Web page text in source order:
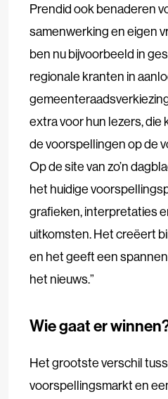
Prendid ook benaderen
samenwerking en eigen
ben nu bijvoorbeeld in
regionale kranten in
extra voor hun lezers,
de voorspellingen op de
Op de site van zo’n
het huidige
grafieken, interpretaties
uitkomsten. Het creëert
en het geeft een
het nieuws.”
Wie gaat er
Het grootste verschil
voorspellingsmarkt en